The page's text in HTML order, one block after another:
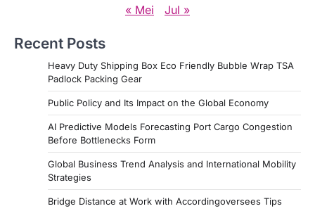
« Mei Jul »
Recent Posts
Heavy Duty Shipping Box Eco Friendly Bubble Wrap TSA
Padlock Packing Gear
Public Policy and Its Impact on the Global Economy
AI Predictive Models Forecasting Port Cargo Congestion
Before Bottlenecks Form
Global Business Trend Analysis and International Mobility
Strategies
Bridge Distance at Work with Accordingoversees Tips